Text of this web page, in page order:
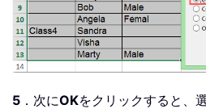
5 ．次にOKをクリックすると、